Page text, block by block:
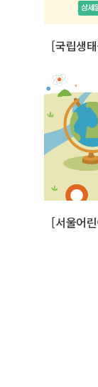
[국립생
[서울어